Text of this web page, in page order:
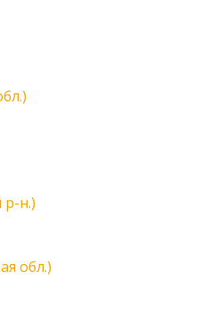
н.)
обл.)